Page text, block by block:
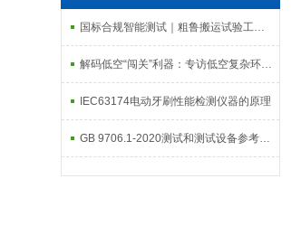
国标合规智能测试｜粗鲁搬运试验工装，筑牢移动医疗器械机械安全防线
解码低空“闯关”利器：专访低空复杂环境模拟试验装置实验室负责人
IEC63174电动牙刷性能检测仪器的原理
GB 9706.1-2020测试和测试设备参考清单